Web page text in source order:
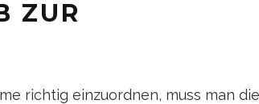
ZUR
richtig einzuordnen, muss man die